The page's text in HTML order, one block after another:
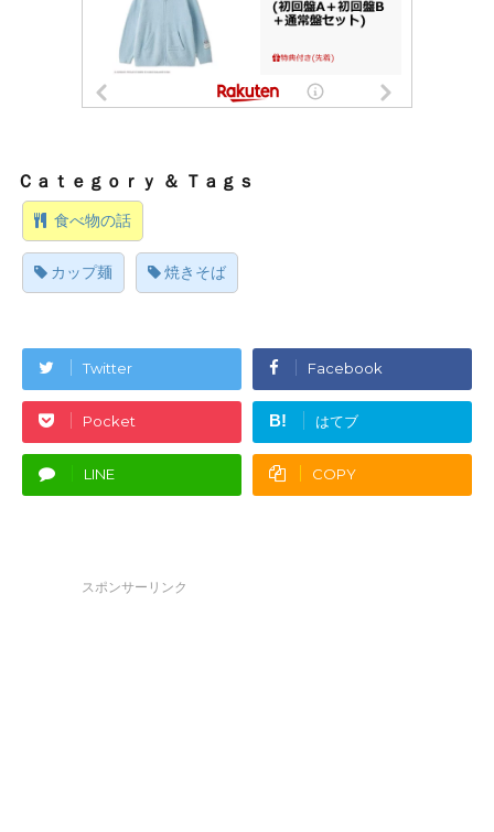
食べ物の話
カップ麺 焼きそば
Twitter Facebook
Pocket B! はてブ
LINE COPY
スポンサーリンク